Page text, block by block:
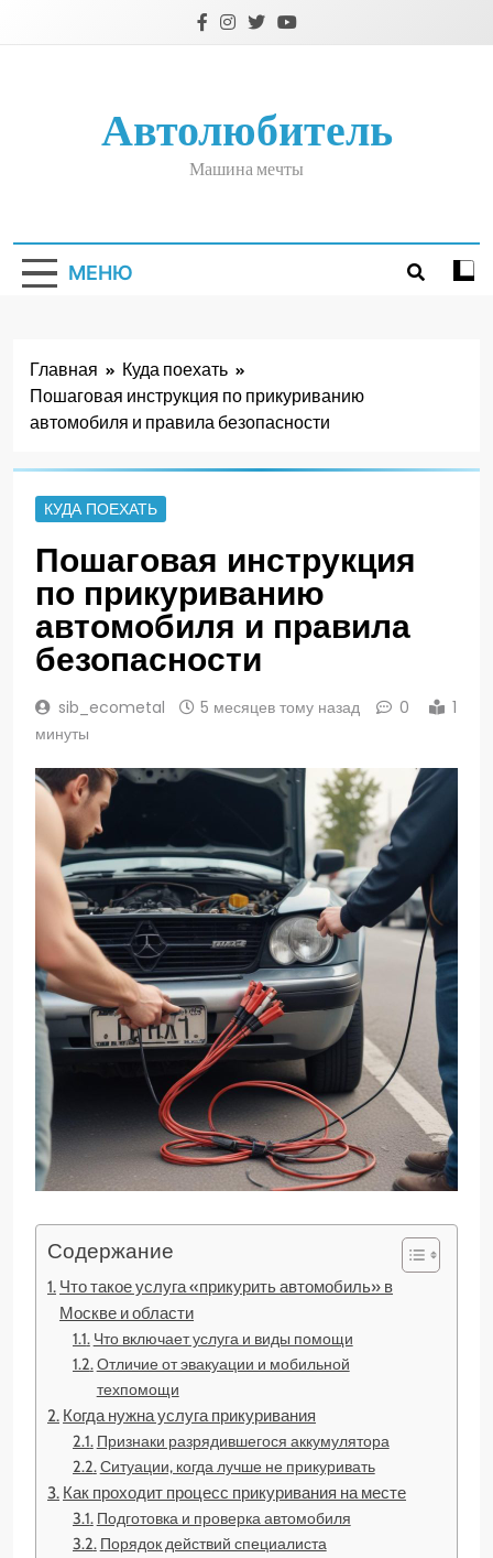
Автолюбитель
Машина мечты
МЕНЮ
Главная
Куда поехать
Пошаговая инструкция по прикуриванию
автомобиля и правила безопасности
КУДА ПОЕХАТЬ
Пошаговая инструкция
по прикуриванию
автомобиля и правила
безопасности
sib_ecometal 5 месяцев тому назад 0
1
минуты
Содержание
Что такое услуга «прикурить автомобиль» в
Москве и области
Что включает услуга и виды помощи
Отличие от эвакуации и мобильной
техпомощи
Когда нужна услуга прикуривания
Признаки разрядившегося аккумулятора
Ситуации, когда лучше не прикуривать
Как проходит процесс прикуривания на месте
Подготовка и проверка автомобиля
Порядок действий специалиста